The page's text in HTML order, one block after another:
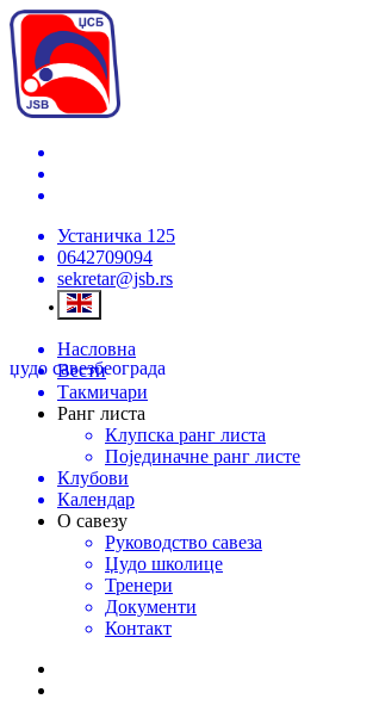
Устаничка 125
0642709094
sekretar@jsb.rs
џудо савезбеограда
Насловна
Вести
Такмичари
Ранг листа
Клупска ранг листа
Појединачне ранг листе
Клубови
Календар
О савезу
Руководство савеза
Џудо школице
Тренери
Документи
Контакт